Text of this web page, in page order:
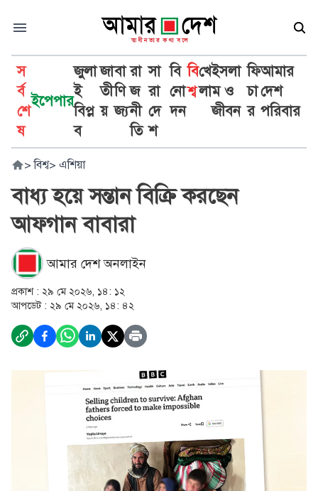
স
র্ব
শে
ষ
ইপেপার
জুলা
ই
বিপ্ল
ব
জা
তী
য়
বা
ণি
জ্য
রা
জ
নী
তি
সা
রা
দে
শ
বি
নো
দন
বি
শ্ব
খে
লা
ইসলা
ম ও
জীবন
ফি
চা
র
আমার
দেশ
পরিবার
> বিশ্ব> এশিয়া
বাধ্য হয়ে সন্তান বিক্রি করছেন
আফগান বাবারা
আমার দেশ অনলাইন
প্রকাশ : ২৯ মে ২০২৬, ১৪: ১২
আপডেট : ২৯ মে ২০২৬, ১৪: ৪২